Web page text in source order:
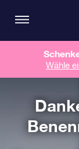
Wähle